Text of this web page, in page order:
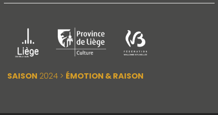
SAISON 2024 > ÉMOTION & RAISON